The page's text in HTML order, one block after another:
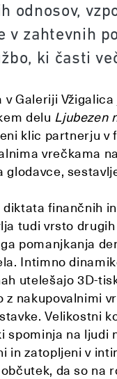
odnosov,
v zahtevnih
ki časti
v Galeriji
delu Ljubezen
klic partnerju v
vrečkama
glodavce,
finančnih
tudi vrsto
pomanjkanja
Intimno
utelešajo 3D-
z nakupovalnimi
Velikostni
spominja na ljudi
in zatopljeni v
da so na